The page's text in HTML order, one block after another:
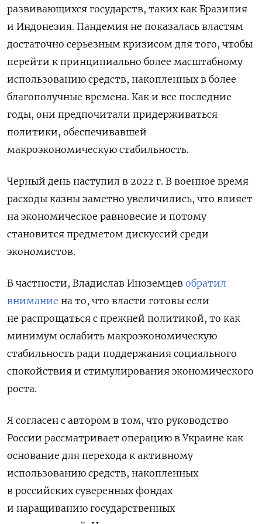
развивающихся государств, таких как Бразилия
и Индонезия. Пандемия не показалась властям
достаточно серьезным кризисом для того, чтобы
перейти к принципиально более масштабному
использованию средств, накопленных в более
благополучные времена. Как и все последние
годы, они предпочитали придерживаться
политики, обеспечивавшей
макроэкономическую стабильность.
Черный день наступил в 2022 г. В военное время
расходы казны заметно увеличились, что влияет
на экономическое равновесие и потому
становится предметом дискуссий среди
экономистов.
В частности, Владислав Иноземцев обратил
внимание на то, что власти готовы если
не распрощаться с прежней политикой, то как
минимум ослабить макроэкономическую
стабильность ради поддержания социального
спокойствия и стимулирования экономического
роста.
Я согласен с автором в том, что руководство
России рассматривает операцию в Украине как
основание для перехода к активному
использованию средств, накопленных
в российских суверенных фондах
и наращиванию государственных